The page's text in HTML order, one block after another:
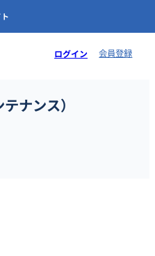
ログイン 会員登録
ナンス）